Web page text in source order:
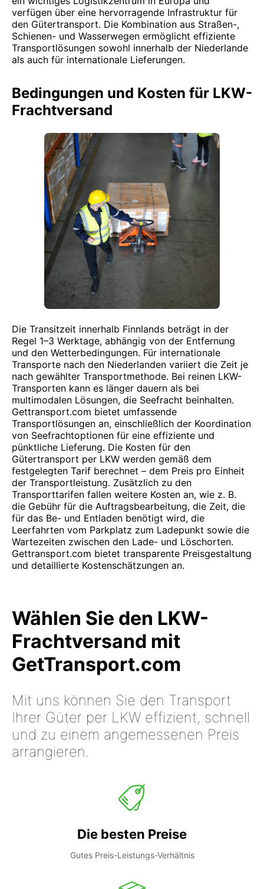
verfügen über eine hervorragende Infrastruktur für
den Gütertransport. Die Kombination aus Straßen-,
Schienen- und Wasserwegen ermöglicht effiziente
Transportlösungen sowohl innerhalb der Niederlande
als auch für internationale Lieferungen.
Bedingungen und Kosten für LKW-
Frachtversand
Die Transitzeit innerhalb Finnlands beträgt in der
Regel 1–3 Werktage, abhängig von der Entfernung
und den Wetterbedingungen. Für internationale
Transporte nach den Niederlanden variiert die Zeit je
nach gewählter Transportmethode. Bei reinen LKW-
Transporten kann es länger dauern als bei
multimodalen Lösungen, die Seefracht beinhalten.
Gettransport.com bietet umfassende
Transportlösungen an, einschließlich der Koordination
von Seefrachtoptionen für eine effiziente und
pünktliche Lieferung. Die Kosten für den
Gütertransport per LKW werden gemäß dem
festgelegten Tarif berechnet – dem Preis pro Einheit
der Transportleistung. Zusätzlich zu den
Transporttarifen fallen weitere Kosten an, wie z. B.
die Gebühr für die Auftragsbearbeitung, die Zeit, die
für das Be- und Entladen benötigt wird, die
Leerfahrten vom Parkplatz zum Ladepunkt sowie die
Wartezeiten zwischen den Lade- und Löschorten.
Gettransport.com bietet transparente Preisgestaltung
und detaillierte Kostenschätzungen an.
Wählen Sie den LKW-
Frachtversand mit
GetTransport.com
Mit uns können Sie den Transport
Ihrer Güter per LKW effizient, schnell
und zu einem angemessenen Preis
arrangieren.
Die besten Preise
Gutes Preis-Leistungs-Verhältnis